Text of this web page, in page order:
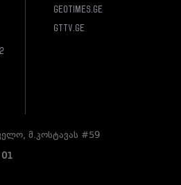
geotimes.ge
gttv.ge
მ.კოსტავას #59